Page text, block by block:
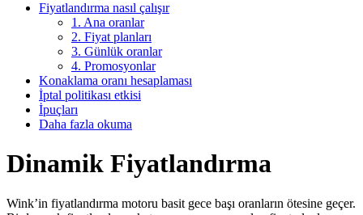
Fiyatlandırma nasıl çalışır
1. Ana oranlar
2. Fiyat planları
3. Günlük oranlar
4. Promosyonlar
Konaklama oranı hesaplaması
İptal politikası etkisi
İpuçları
Daha fazla okuma
Dinamik Fiyatlandırma
Wink’in fiyatlandırma motoru basit gece başı oranların ötesine geçer.